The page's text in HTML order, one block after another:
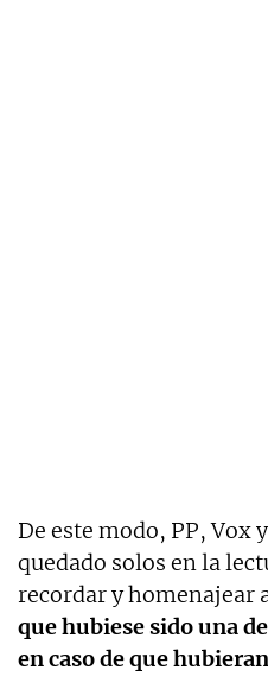
De este modo, PP, Vox
quedado solos en la
recordar y homenajear
que hubiese sido una
en caso de que